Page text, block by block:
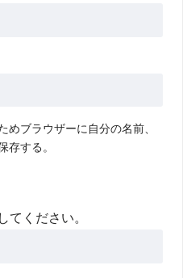
めブラウザーに自分の名前、
存する。
てください。